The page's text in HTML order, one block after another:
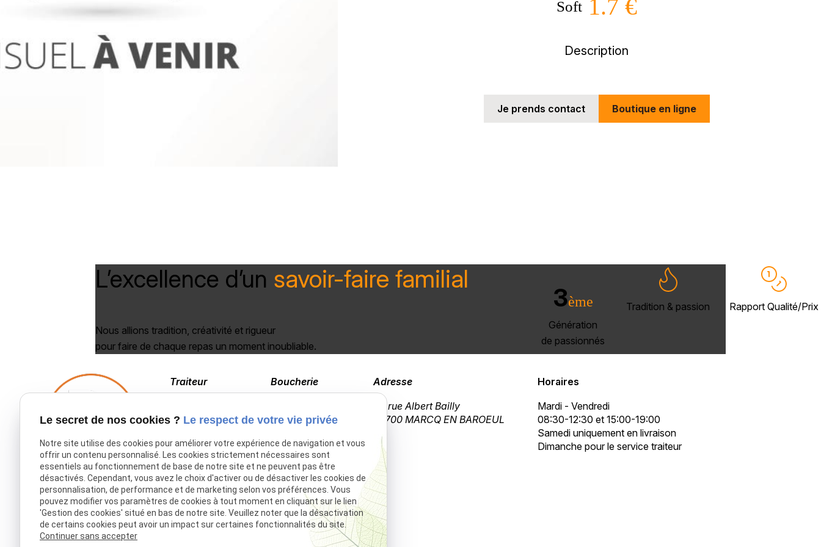
Soft 1.7 €
Description
Je prends contact Boutique en ligne
L’excellence d’un savoir-faire familial
Nous allions tradition, créativité et rigueur
pour faire de chaque repas un moment inoubliable.
3ème
Génération
de passionnés
Tradition & passion Rapport Qualité/Prix
Traiteur
Boucherie
Adresse
69 rue Albert Bailly
59700 MARCQ EN BAROEUL
Horaires
Mardi - Vendredi
08:30-12:30 et 15:00-19:00
Samedi uniquement en livraison
Dimanche pour le service traiteur
Accueil
Traiteur Delecroix
Boissons professionnels
Boissons particuliers
Le secret de nos cookies ? Le respect de votre vie privée
Notre site utilise des cookies pour améliorer votre expérience de navigation et vous
offrir un contenu personnalisé. Les cookies strictement nécessaires sont
essentiels au fonctionnement de base de notre site et ne peuvent pas être
désactivés. Cependant, vous avez le choix d'activer ou de désactiver les cookies de
personnalisation, de performance et de marketing selon vos préférences. Vous
pouvez modifier vos paramètres de cookies à tout moment en cliquant sur le lien
'Gestion des cookies' situé en bas de notre site. Veuillez noter que la désactivation
de certains cookies peut avoir un impact sur certaines fonctionnalités du site.
Continuer sans accepter